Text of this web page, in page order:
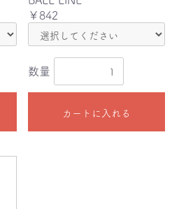
￥842
数量
カートに入れる